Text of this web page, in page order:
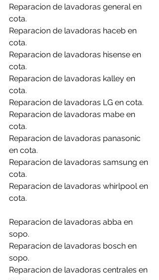
Reparacion de lavadoras general en
cota.
Reparacion de lavadoras haceb en
cota.
Reparacion de lavadoras hisense en
cota.
Reparacion de lavadoras kalley en
cota.
Reparacion de lavadoras LG en cota.
Reparacion de lavadoras mabe en
cota.
Reparacion de lavadoras panasonic
en cota.
Reparacion de lavadoras samsung en
cota.
Reparacion de lavadoras whirlpool en
cota.
Reparacion de lavadoras abba en
sopo.
Reparacion de lavadoras bosch en
sopo.
Reparacion de lavadoras centrales en